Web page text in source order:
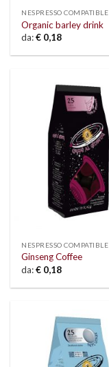
NESPRESSO COMPATIBLE
Organic barley drink
da:€ 0,18
NESPRESSO COMPATIBLE
Ginseng Coffee
da:€ 0,18